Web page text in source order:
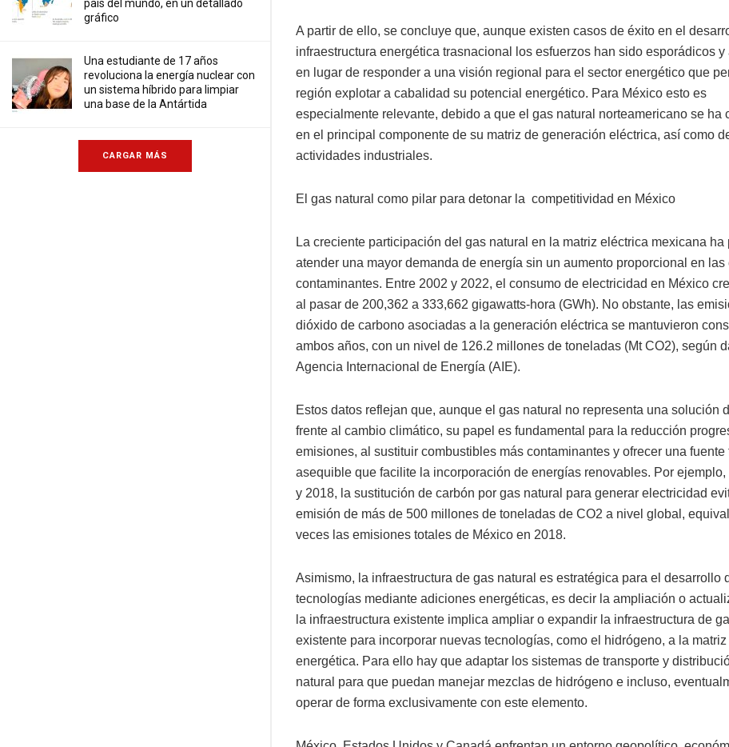
país del mundo, en un detallado
gráfico
Una estudiante de 17 años
revoluciona la energía nuclear con
un sistema híbrido para limpiar
una base de la Antártida
CARGAR MÁS
A partir de ello, se concluye que, aunque existen casos de éxito en el
infraestructura energética trasnacional los esfuerzos han sido esporádicos y
en lugar de responder a una visión regional para el sector energético que
región explotar a cabalidad su potencial energético. Para México esto es
especialmente relevante, debido a que el gas natural norteamericano se ha
en el principal componente de su matriz de generación eléctrica, así como
actividades industriales.
El gas natural como pilar para detonar la competitividad en México
La creciente participación del gas natural en la matriz eléctrica mexicana ha
atender una mayor demanda de energía sin un aumento proporcional en
contaminantes. Entre 2002 y 2022, el consumo de electricidad en México
al pasar de 200,362 a 333,662 gigawatts-hora (GWh). No obstante, las
dióxido de carbono asociadas a la generación eléctrica se mantuvieron
ambos años, con un nivel de 126.2 millones de toneladas (Mt CO2), según
Agencia Internacional de Energía (AIE).
Estos datos reflejan que, aunque el gas natural no representa una solución
frente al cambio climático, su papel es fundamental para la reducción
emisiones, al sustituir combustibles más contaminantes y ofrecer una fuente
asequible que facilite la incorporación de energías renovables. Por ejemplo,
y 2018, la sustitución de carbón por gas natural para generar electricidad
emisión de más de 500 millones de toneladas de CO2 a nivel global,
veces las emisiones totales de México en 2018.
Asimismo, la infraestructura de gas natural es estratégica para el desarrollo
tecnologías mediante adiciones energéticas, es decir la ampliación o
la infraestructura existente implica ampliar o expandir la infraestructura de
existente para incorporar nuevas tecnologías, como el hidrógeno, a la matriz
energética. Para ello hay que adaptar los sistemas de transporte y
natural para que puedan manejar mezclas de hidrógeno e incluso,
operar de forma exclusivamente con este elemento.